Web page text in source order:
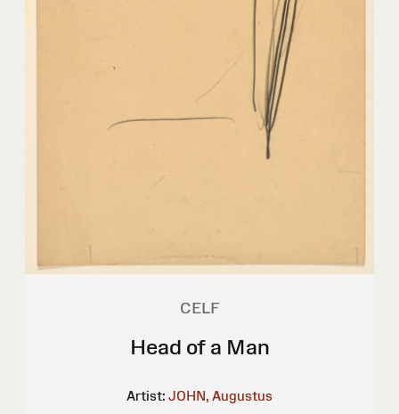
CELF
Head of a Man
Artist: JOHN, Augustus